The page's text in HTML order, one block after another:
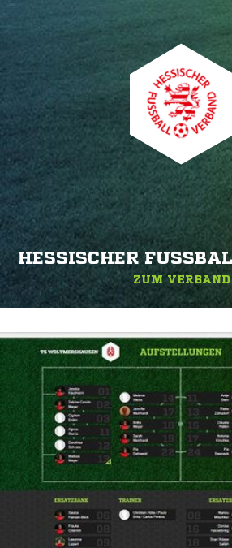
HESSISCHER
ZUM VERBAND